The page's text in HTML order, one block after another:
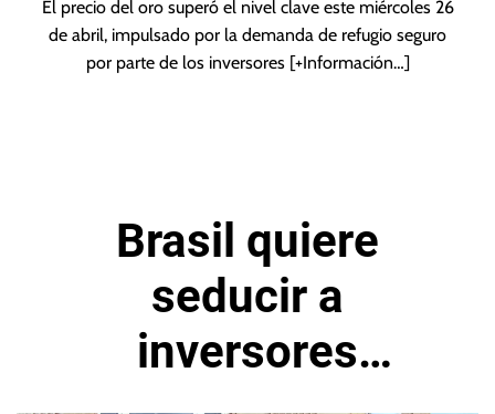
El precio del oro superó el nivel clave este miércoles 26
de abril, impulsado ​​por la demanda de refugio seguro
por parte de los inversores [+Información…]
Brasil quiere
seducir a
inversores